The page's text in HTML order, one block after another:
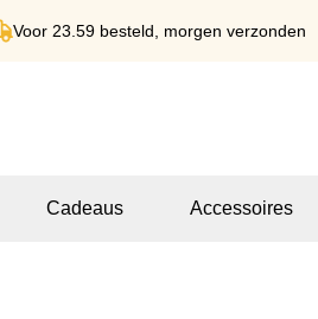
Voor 23.59 besteld, morgen verzonden
Cadeaus Accessoires